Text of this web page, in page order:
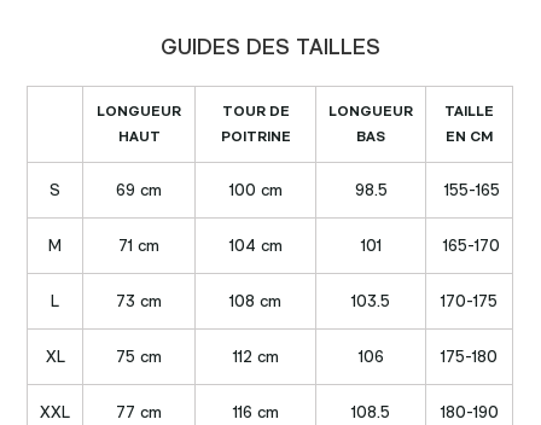
GUIDES DES TAILLES
LONGUEUR
HAUT
TOUR DE
POITRINE
LONGUEUR
BAS
TAILLE
EN CM
S 69 cm 100 cm 98.5 155-165
M 71 cm 104 cm 101 165-170
L 73 cm 108 cm 103.5 170-175
XL 75 cm 112 cm 106 175-180
XXL 77 cm 116 cm 108.5 180-190